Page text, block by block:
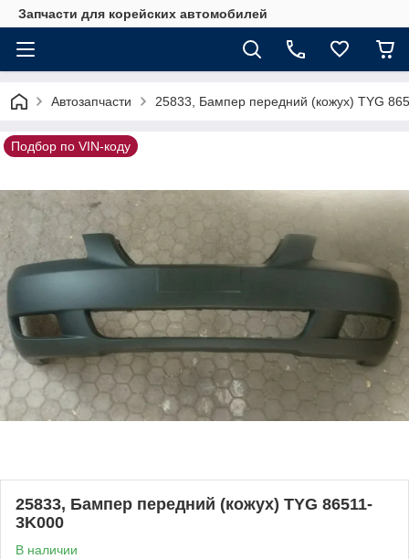
Запчасти для корейских автомобилей
Автозапчасти 25833, Бампер передний (кожух) TYG
Подбор по VIN-коду
25833, Бампер передний (кожух) TYG 86511-
3K000
В наличии